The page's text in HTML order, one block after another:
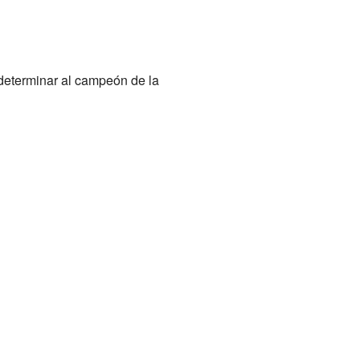
al campeón de la